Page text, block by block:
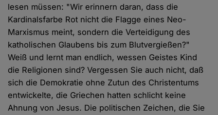
lesen müssen: "Wir erinnern daran, dass die
Kardinalsfarbe Rot nicht die Flagge eines Neo-
Marxismus meint, sondern die Verteidigung des
katholischen Glaubens bis zum Blutvergießen?"
Weiß und lernt man endlich, wessen Geistes Kind
die Religionen sind? Vergessen Sie auch nicht, daß
sich die Demokratie ohne Zutun des Christentums
entwickelte, die Griechen hatten schlicht keine
Ahnung von Jesus. Die politischen Zeichen, die Sie